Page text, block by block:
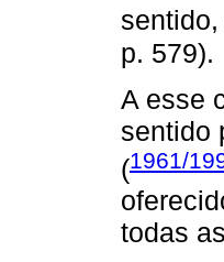
p. 579).
A esse
sentido
(1961/
todas